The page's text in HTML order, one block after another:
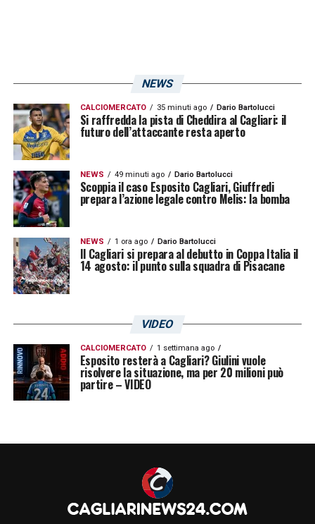
a svolgere attività motoria e di poterla fare in
luoghi sicuri, garantendo soprattutto ai più
piccoli una vera cultura sportiva»
LA PLAYLIST DELLE NOSTRE TOP NEWS
NEWS
CALCIOMERCATO 35 minuti ago Dario Bartolucci
Si raffredda la pista di Cheddira al Cagliari: il
futuro dell’attaccante resta aperto
NEWS 49 minuti ago Dario Bartolucci
Scoppia il caso Esposito Cagliari, Giuffredi
prepara l’azione legale contro Melis: la bomba
NEWS 1 ora ago Dario Bartolucci
Il Cagliari si prepara al debutto in Coppa Italia il
14 agosto: il punto sulla squadra di Pisacane
VIDEO
CALCIOMERCATO 1 settimana ago
Esposito resterà a Cagliari? Giulini vuole
risolvere la situazione, ma per 20 milioni può
partire – VIDEO